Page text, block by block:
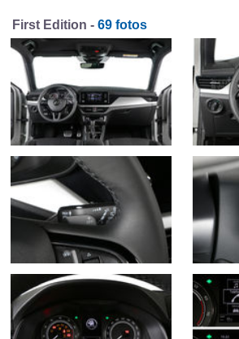
First Edition - 69 fotos